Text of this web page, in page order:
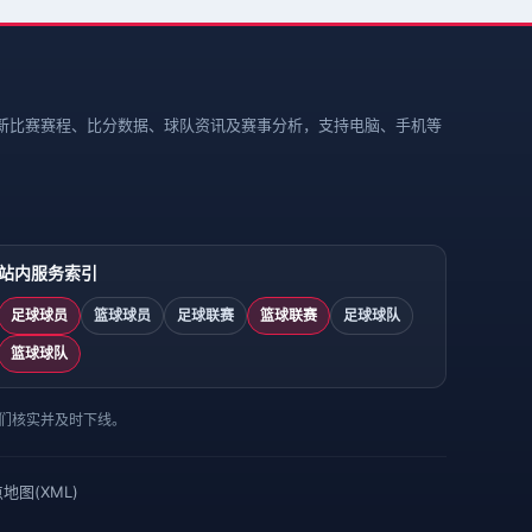
赛赛程、比分数据、球队资讯及赛事分析，支持电脑、手机等
内服务索引
足球球员 篮球球员 足球联赛 篮球联赛 足球球队
篮球球队
实并及时下线。
图(XML)